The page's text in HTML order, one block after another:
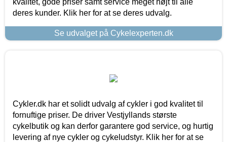
deres kunder. Klik her for at se deres udvalg.
Se udvalget på Cykelexperten.dk
Cykler.dk har et solidt udvalg af cykler i god kvalitet til
fornuftige priser. De driver Vestjyllands største
cykelbutik og kan derfor garantere god service, og hurtig
levering af nye cykler og cykeludstyr. Klik her for at se